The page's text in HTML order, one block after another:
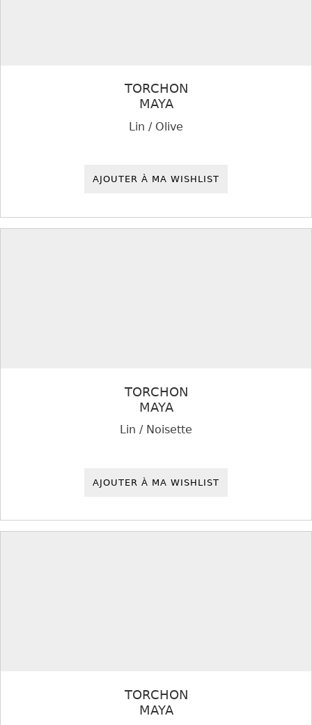
TORCHON
MAYA
Lin / Olive
AJOUTER À MA WISHLIST
TORCHON
MAYA
Lin / Noisette
AJOUTER À MA WISHLIST
TORCHON
MAYA